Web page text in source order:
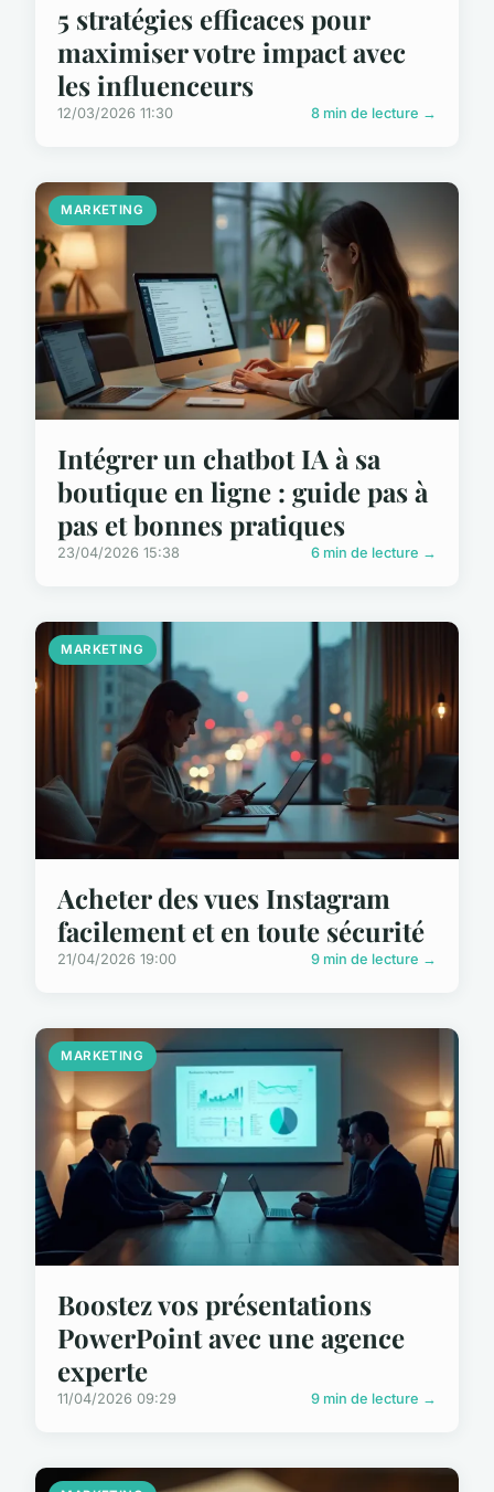
5 stratégies efficaces pour
maximiser votre impact avec
les influenceurs
12/03/2026 11:30 8 min de lecture →
MARKETING
Intégrer un chatbot IA à sa
boutique en ligne : guide pas à
pas et bonnes pratiques
23/04/2026 15:38 6 min de lecture →
MARKETING
Acheter des vues Instagram
facilement et en toute sécurité
21/04/2026 19:00 9 min de lecture →
MARKETING
Boostez vos présentations
PowerPoint avec une agence
experte
11/04/2026 09:29 9 min de lecture →